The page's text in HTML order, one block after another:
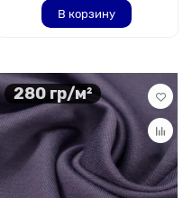
В корзину
280 гр/м²